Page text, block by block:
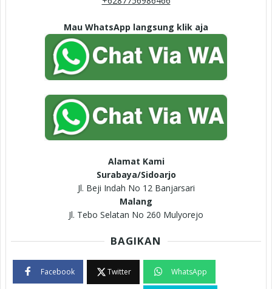
Mau WhatsApp langsung klik aja
Alamat Kami
Surabaya/Sidoarjo
Jl. Beji Indah No 12 Banjarsari
Malang
Jl. Tebo Selatan No 260 Mulyorejo
BAGIKAN
Facebook Twitter WhatsApp